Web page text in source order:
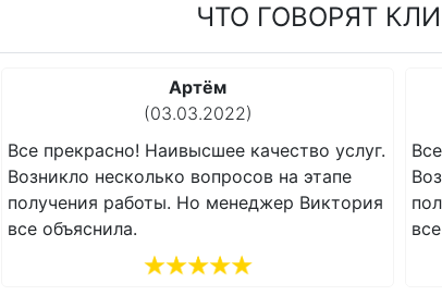
ЧТО ГОВОРЯТ
Артём
(03.03.2022)
Все прекрасно! Наивысшее качество услуг.
Возникло несколько вопросов на этапе
получения работы. Но менеджер Виктория
все объяснила.